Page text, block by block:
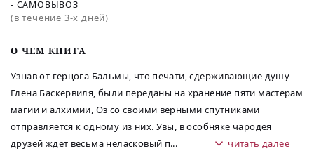
O ЧЕМ КНИГА
Узнав от герцога Бальмы, что печати, сдерживающие душу
Глена Баскервиля, были переданы на хранение пяти мастерам
магии и алхимии, Оз со своими верными спутниками
отправляется к одному из них. Увы, в особняке чародея
друзей ждет весьма неласковый п... читать далее
- САМОВЫВОЗ
(в течение 3-х дней)